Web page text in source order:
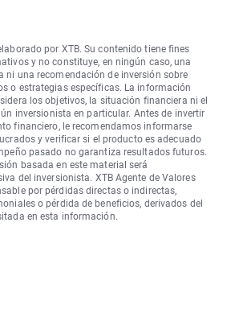
por XTB. Su contenido tiene fines
y no constituye, en ningún caso, una
ni una recomendación de inversión sobre
o estrategias específicas. La información
los objetivos, la situación financiera ni el
inversionista en particular. Antes de invertir
financiero, le recomendamos informarse
y verificar si el producto es adecuado
pasado no garantiza resultados futuros.
basada en este material será
del inversionista. XTB Agente de Valores
por pérdidas directas o indirectas,
o pérdida de beneficios, derivados del
en esta información.